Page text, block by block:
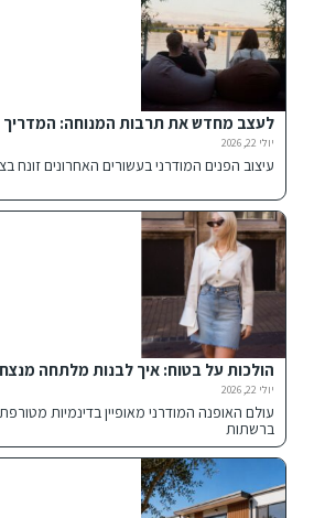
לעצב מחדש את תרבות המנוחה: המדריך
פתרונות ישיבה אלטרנטיביים בבית ובחוץ
יולי 22, 2026
עיצוב הפנים המודרני בעשורים האחרונים זונח
הולכות על בטוח: איך לבנות מלתחה
הדנים הנכונה
יולי 22, 2026
עולם האופנה המודרני מאופיין בדינמיות
ברשתות